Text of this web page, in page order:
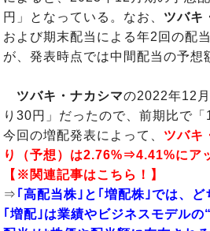
円」となっている。なお、 ツバキ
および期末配当による年2回の配
が、発表時点では中間配当の予想
ツバキ・ナカシマの2022年12
り30円」だったので、前期比で「
今回の増配発表によって、 ツバキ
り（予想）は2.76%⇒4.41%にア
【※関連記事はこちら！】
⇒ ｢高配当株｣と｢増配株｣では、ど
｢増配｣は業績やビジネスモデルの